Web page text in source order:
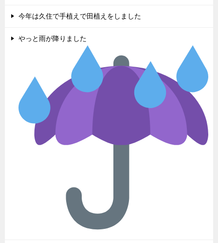
今年は久住で手植えで田植えをしました
やっと雨が降りました